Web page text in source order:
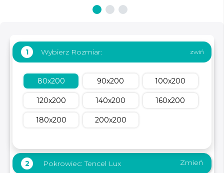
1 Wybierz Rozmiar:
80x200 90x200 100x200
120x200 140x200 160x200
180x200 200x200
2 Pokrowiec:Tencel Lux Zmień